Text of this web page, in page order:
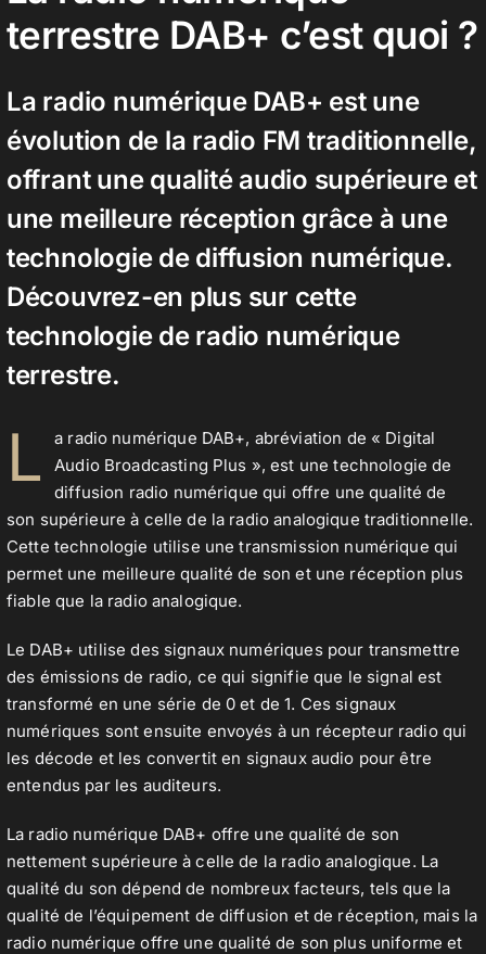
terrestre DAB+ c’est quoi ?
La radio numérique DAB+ est une
évolution de la radio FM traditionnelle,
offrant une qualité audio supérieure et
une meilleure réception grâce à une
technologie de diffusion numérique.
Découvrez-en plus sur cette
technologie de radio numérique
terrestre.
L
a radio numérique DAB+, abréviation de « Digital
Audio Broadcasting Plus », est une technologie de
diffusion radio numérique qui offre une qualité de
son supérieure à celle de la radio analogique traditionnelle.
Cette technologie utilise une transmission numérique qui
permet une meilleure qualité de son et une réception plus
fiable que la radio analogique.
Le DAB+ utilise des signaux numériques pour transmettre
des émissions de radio, ce qui signifie que le signal est
transformé en une série de 0 et de 1. Ces signaux
numériques sont ensuite envoyés à un récepteur radio qui
les décode et les convertit en signaux audio pour être
entendus par les auditeurs.
La radio numérique DAB+ offre une qualité de son
nettement supérieure à celle de la radio analogique. La
qualité du son dépend de nombreux facteurs, tels que la
qualité de l’équipement de diffusion et de réception, mais la
radio numérique offre une qualité de son plus uniforme et